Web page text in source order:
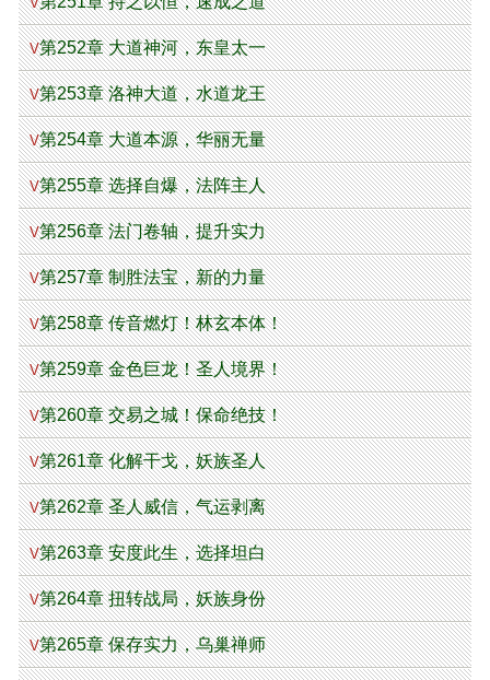
V第252章 大道神河，东皇太一
V第253章 洛神大道，水道龙王
V第254章 大道本源，华丽无量
V第255章 选择自爆，法阵主人
V第256章 法门卷轴，提升实力
V第257章 制胜法宝，新的力量
V第258章 传音燃灯！林玄本体！
V第259章 金色巨龙！圣人境界！
V第260章 交易之城！保命绝技！
V第261章 化解干戈，妖族圣人
V第262章 圣人威信，气运剥离
V第263章 安度此生，选择坦白
V第264章 扭转战局，妖族身份
V第265章 保存实力，乌巢禅师